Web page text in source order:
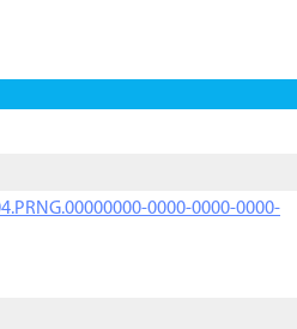
0000-0000-0000-